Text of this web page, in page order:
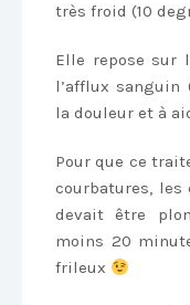
très froid (10
Elle repose sur
l’afflux sanguin
la douleur et à
Pour que ce
courbatures,
devait être
moins 20
frileux